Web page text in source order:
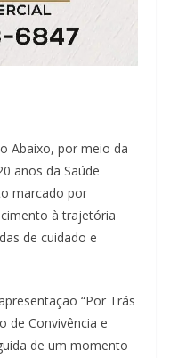
Abaixo, por meio da
anos da Saúde
marcado por
à trajetória
de cuidado e
“Por Trás
de Convivência e
de um momento